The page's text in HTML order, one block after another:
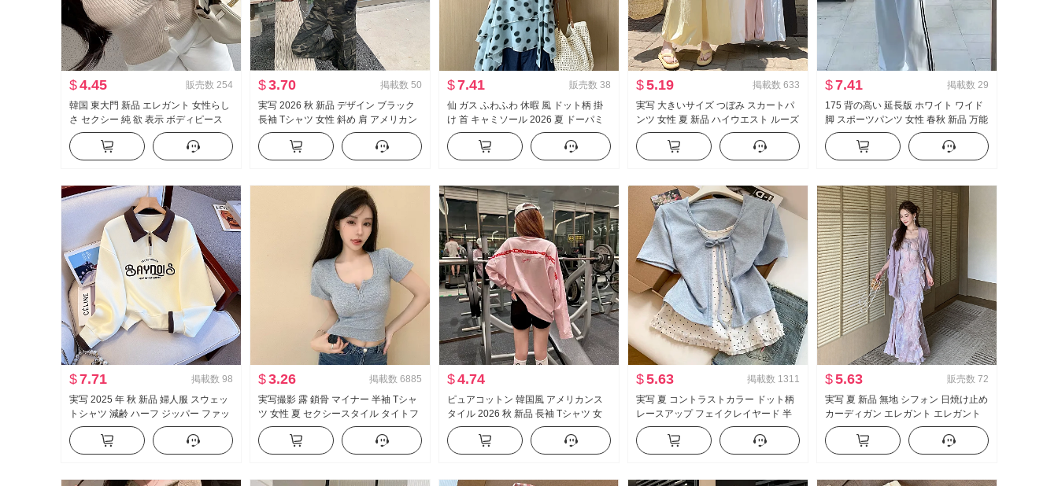
$4.45 販売数 254
韓国 東大門 新品 エレガント 女性らし
さ セクシー 純 欲 表示 ボディピース
側 系 バックル 半袖 ニット Tシャツ ト
ップス
$3.70 掲載数 50
実写 2026 秋 新品 デザイン ブラック
長袖 Tシャツ 女性 斜め 肩 アメリカン
スタイル セクシースタイル オフショ
ルダー オフショルダー トップス
$7.41 販売数 38
仙 ガス ふわふわ 休暇 風 ドット柄 掛
け 首 キャミソール 2026 夏 ドーパミ
ン ケーキ ポンポン ベビーシャツ トッ
プス
$5.19 掲載数 633
実写 大きいサイズ つぼみ スカートパ
ンツ 女性 夏 新品 ハイウエスト ルーズ
フィット スリム効果 垂 感 バルーンパ
ンツ カジュアル ワイドパンツ
$7.41 掲載数 29
175 背の高い 延長版 ホワイト ワイド
脚 スポーツパンツ 女性 春秋 新品 万能
ストライプ カジュアル フロアレング
ス ズボン
$7.71 掲載数 98
実写 2025 年 秋 新品 婦人服 スウェッ
トシャツ 減齢 ハーフ ジッパー ファッ
ション ポロ襟 カジュアル 万能 スリム
効果
$3.26 掲載数 6885
実写撮影 露 鎖骨 マイナー 半袖 Tシャ
ツ 女性 夏 セクシースタイル タイトフ
ィット 新品 ボタン デザイン 感 ショー
ト丈 トップス
$4.74
ピュアコットン 韓国風 アメリカンス
タイル 2026 秋 新品 長袖 Tシャツ 女
性 ルーズフィット ミドル丈 ピンク ア
ルファベット セクシースタイル トッ
プス
$5.63 掲載数 1311
実写 夏 コントラストカラー ドット柄
レースアップ フェイクレイヤード 半
袖 Tシャツ 女性 夏 新品 スイートスタ
イル マイナー トップス
$5.63 販売数 72
実写 夏 新品 無地 シフォン 日焼け止め
カーディガン エレガント エレガント
シフォン フラワープリント ワンピー
ス女 ツーピースセット